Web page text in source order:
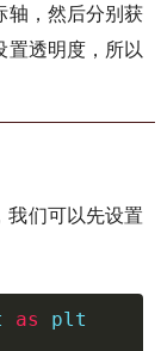
轴，然后分别获
置透明度，所以
我们可以先设置
as plt